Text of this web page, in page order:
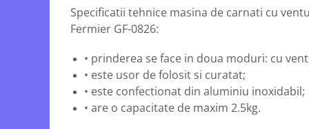
Grill-uri si gratare
Lopeti pentru zapada
Drujbe cu acumulator
Diverse scule de mana
Scripeti si macarale
Scule multifuncționale
Telemetre Digitale
Aparate de sudura
Specificatii tehnice masina de carnati cu
Fermier GF-0826:
• prinderea se face in doua moduri: cu
• este usor de folosit si curatat;
• este confectionat din aluminiu inoxidabil;
• are o capacitate de maxim 2.5kg.